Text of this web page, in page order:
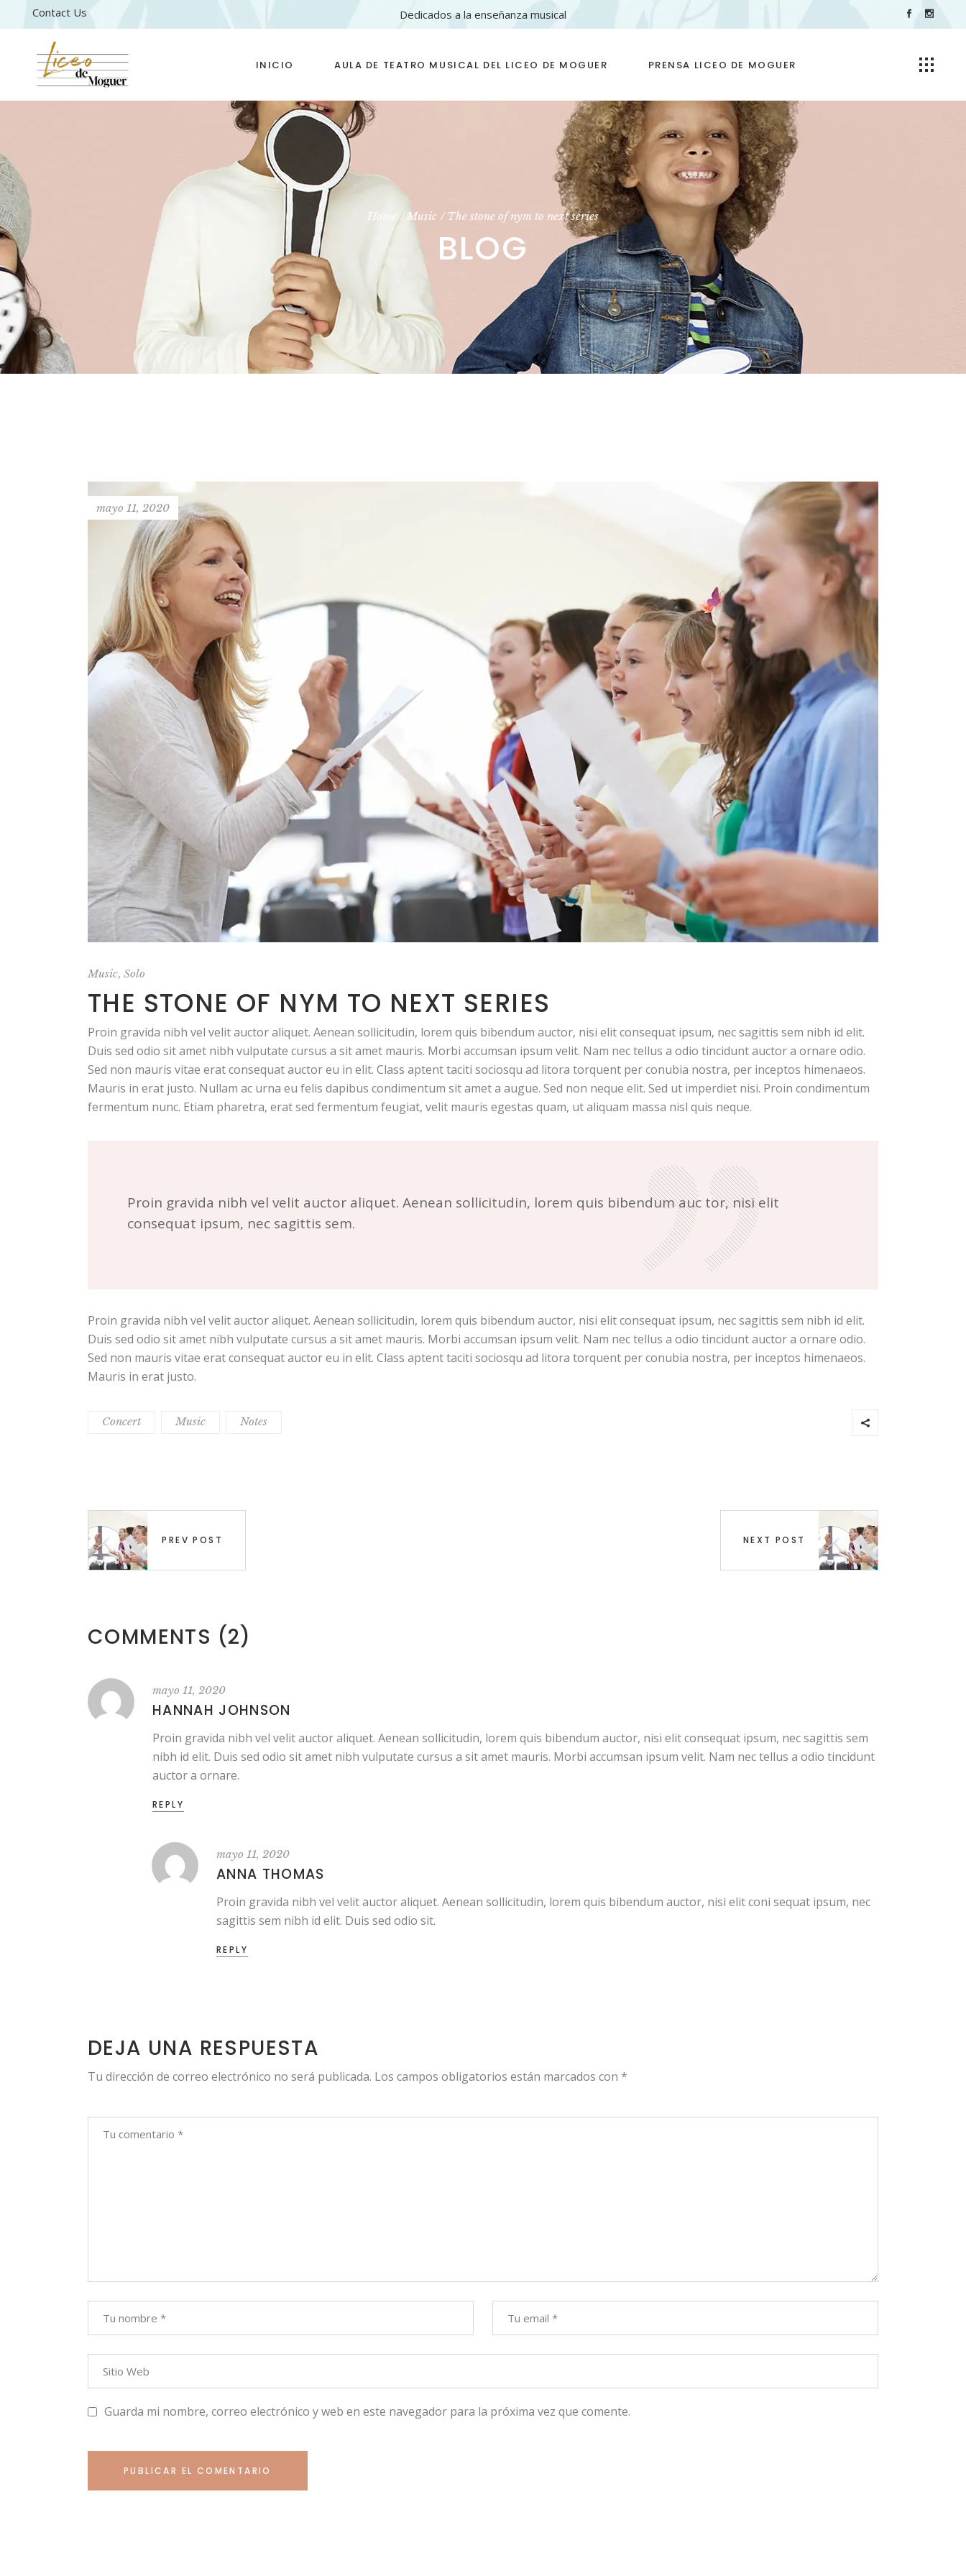
Contact Us Dedicados a la enseñanza musical
INICIO AULA DE TEATRO MUSICAL DEL LICEO DE MOGUER PRENSA LICEO DE MOGUER
Galeria AluMbrado Puerto
de Huelva 2025
Vídeos del Encendido del
Alumbrado Navideño
Puerto de Huelva 2025
Encendido alumbrado
navidad puerto huelva
2026 | Escolanía y Coral
del Liceo de Moguer
Encendido alumbrado
navidad puerto huelva
2026: una noche de música
y emoción junto a la ría
navidad puerto huelva
2026: entrevista a Pablo
Martínez del Liceo
Entrevista Radio Moguer
Liceo Municipal de la
Música de Moguer 2026 |
Actividad y proyectos
Home Music The stone of nym to next series
BLOG
mayo 11, 2020
Music, Solo
THE STONE OF NYM TO NEXT SERIES
Proin gravida nibh vel velit auctor aliquet. Aenean sollicitudin, lorem quis bibendum auctor, nisi elit consequat ipsum, nec sagittis sem nibh id elit.
Duis sed odio sit amet nibh vulputate cursus a sit amet mauris. Morbi accumsan ipsum velit. Nam nec tellus a odio tincidunt auctor a ornare odio.
Sed non mauris vitae erat consequat auctor eu in elit. Class aptent taciti sociosqu ad litora torquent per conubia nostra, per inceptos himenaeos.
Mauris in erat justo. Nullam ac urna eu felis dapibus condimentum sit amet a augue. Sed non neque elit. Sed ut imperdiet nisi. Proin condimentum
fermentum nunc. Etiam pharetra, erat sed fermentum feugiat, velit mauris egestas quam, ut aliquam massa nisl quis neque.
Proin gravida nibh vel velit auctor aliquet. Aenean sollicitudin, lorem quis bibendum auc tor, nisi elit
consequat ipsum, nec sagittis sem.
Proin gravida nibh vel velit auctor aliquet. Aenean sollicitudin, lorem quis bibendum auctor, nisi elit consequat ipsum, nec sagittis sem nibh id elit.
Duis sed odio sit amet nibh vulputate cursus a sit amet mauris. Morbi accumsan ipsum velit. Nam nec tellus a odio tincidunt auctor a ornare odio.
Sed non mauris vitae erat consequat auctor eu in elit. Class aptent taciti sociosqu ad litora torquent per conubia nostra, per inceptos himenaeos.
Mauris in erat justo.
Concert Music Notes
PREV POST NEXT POST
COMMENTS (2)
mayo 11, 2020
HANNAH JOHNSON
Proin gravida nibh vel velit auctor aliquet. Aenean sollicitudin, lorem quis bibendum auctor, nisi elit consequat ipsum, nec sagittis sem
nibh id elit. Duis sed odio sit amet nibh vulputate cursus a sit amet mauris. Morbi accumsan ipsum velit. Nam nec tellus a odio tincidunt
auctor a ornare.
REPLY
mayo 11, 2020
ANNA THOMAS
Proin gravida nibh vel velit auctor aliquet. Aenean sollicitudin, lorem quis bibendum auctor, nisi elit coni sequat ipsum, nec
sagittis sem nibh id elit. Duis sed odio sit.
REPLY
DEJA UNA RESPUESTA
Tu dirección de correo electrónico no será publicada. Los campos obligatorios están marcados con *
Guarda mi nombre, correo electrónico y web en este navegador para la próxima vez que comente.
PUBLICAR EL COMENTARIO